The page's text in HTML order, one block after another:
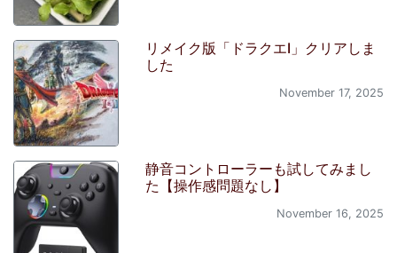
リメイク版「ドラクエI」クリアしま
した
November 17, 2025
静音コントローラーも試してみまし
た【操作感問題なし】
November 16, 2025